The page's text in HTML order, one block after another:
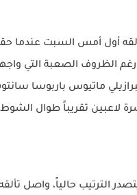
أول أمس السبت عندما
رغم الظروف الصعبة التي
ماتيوس باربوسا
لاعبين تقريباً طوال الشوط
الترتيب حالياً، واصل